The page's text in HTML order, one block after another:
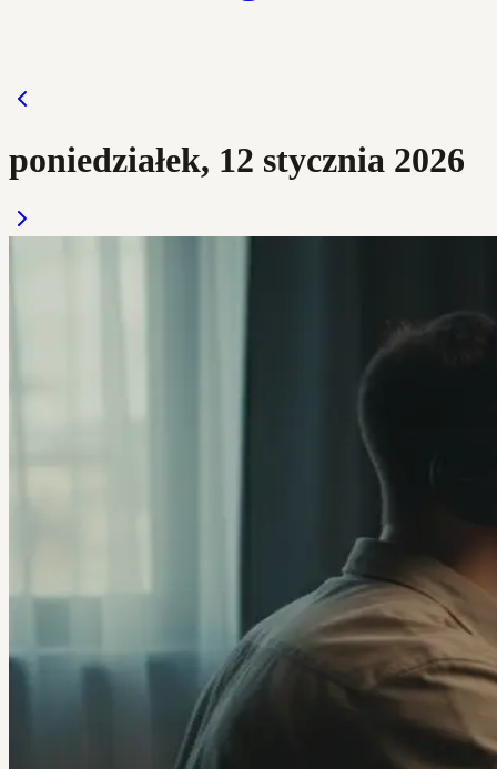
poniedziałek, 12 stycznia 2026